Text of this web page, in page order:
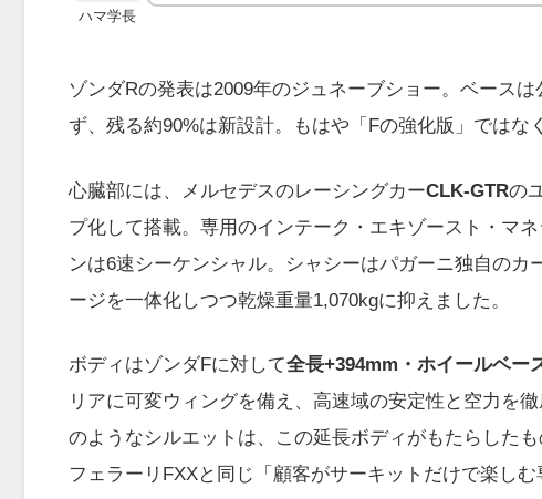
ハマ学長
ゾンダRの発表は2009年のジュネーブショー。ベース
ず、残る約90%は新設計。もはや「Fの強化版」ではな
心臓部には、メルセデスのレーシングカーCLK-GTRの
プ化して搭載。専用のインテーク・エキゾースト・マ
ンは6速シーケンシャル。シャシーはパガーニ独自の
ージを一体化しつつ乾燥重量1,070kgに抑えました。
ボディはゾンダFに対して全長+394mm・ホイールベー
リアに可変ウィングを備え、高速域の安定性と空力を
のようなシルエットは、この延長ボディがもたらした
フェラーリFXXと同じ「顧客がサーキットだけで楽し